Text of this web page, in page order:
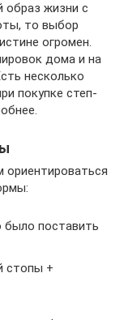
образ жизни с
то выбор
огромен.
дома и на
несколько
покупке степ-
поставить
стопы +